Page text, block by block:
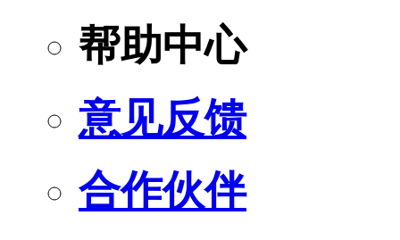
帮助中心
意见反馈
合作伙伴